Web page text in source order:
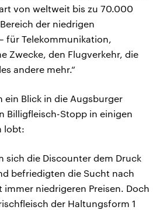
von weltweit bis zu 70.000
der niedrigen
für Telekommunikation,
Zwecke, den Flugverkehr, die
andere mehr.“
ein Blick in die Augsburger
Billigfleisch-Stopp in einigen
lobt:
sich die Discounter dem Druck
befriedigten die Sucht nach
immer niedrigeren Preisen. Doch
der Haltungsform 1